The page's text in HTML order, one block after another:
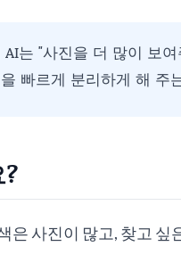
AI는 "사진을 더 많이 보
빠르게 분리하게 해 주
은 사진이 많고, 찾고